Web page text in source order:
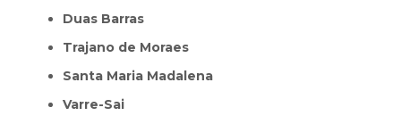
Duas Barras
Trajano de Moraes
Santa Maria Madalena
Varre-Sai